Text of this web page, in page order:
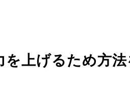
上げるため方法